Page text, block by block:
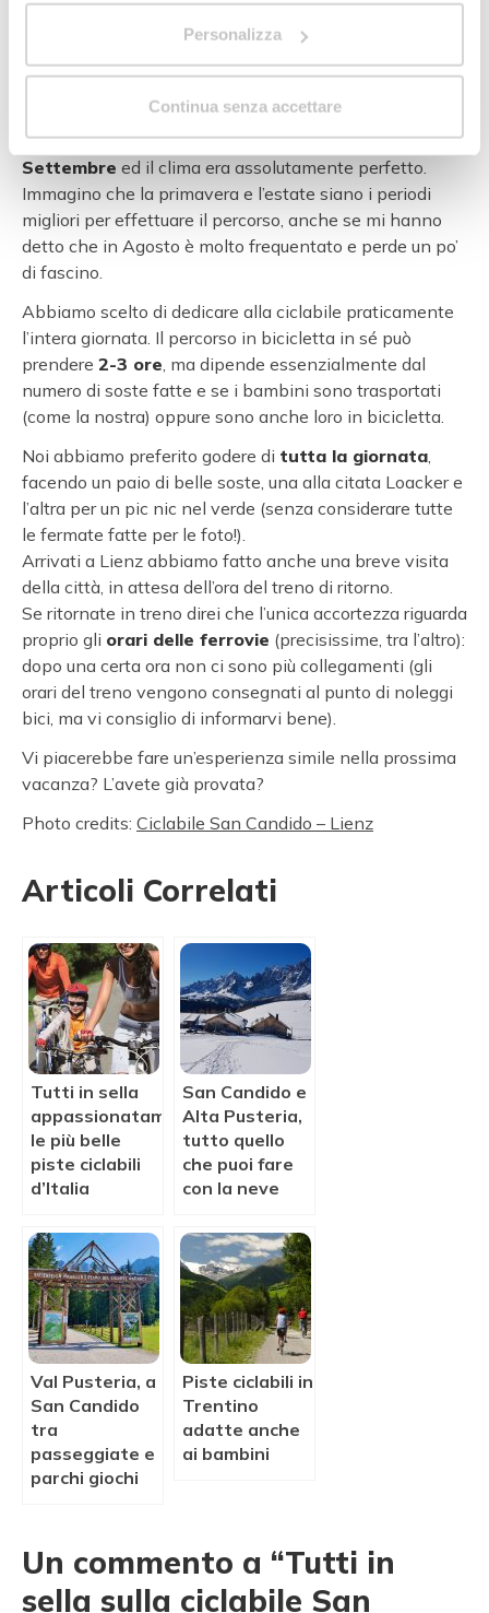
Personalizza
Continua senza accettare
Una volta arrivati a Lienz le biciclette possono essere
lasciate al punto noleggio oppure riportate con sé
indietroin treno(il costo è identico, per cui io consiglio
Noi abbiamo percorso la Lungodrava all’inizio di
Settembre ed il clima era assolutamente perfetto.
Immagino che la primavera e l’estate siano i periodi
migliori per effettuare il percorso, anche se mi hanno
detto che in Agosto è molto frequentato e perde un po’
di fascino.
Abbiamo scelto di dedicare alla ciclabile praticamente
l’intera giornata. Il percorso in bicicletta in sé può
prendere 2-3 ore, ma dipende essenzialmente dal
numero di soste fatte e se i bambini sono trasportati
(come la nostra) oppure sono anche loro in bicicletta.
Noi abbiamo preferito godere di tutta la giornata,
facendo un paio di belle soste, una alla citata Loacker e
l’altra per un pic nic nel verde (senza considerare tutte
le fermate fatte per le foto!).
Arrivati a Lienz abbiamo fatto anche una breve visita
della città, in attesa dell’ora del treno di ritorno.
Se ritornate in treno direi che l’unica accortezza riguarda
proprio gli orari delle ferrovie (precisissime, tra l’altro):
dopo una certa ora non ci sono più collegamenti (gli
orari del treno vengono consegnati al punto di noleggi
bici, ma vi consiglio di informarvi bene).
Vi piacerebbe fare un’esperienza simile nella prossima
vacanza? L’avete già provata?
Photo credits: Ciclabile San Candido – Lienz
Articoli Correlati
Tutti in sella
appassionatamente:
le più belle
piste ciclabili
d’Italia
San Candido e
Alta Pusteria,
tutto quello
che puoi fare
con la neve
Val Pusteria, a
San Candido
tra
passeggiate e
parchi giochi
Piste ciclabili in
Trentino
adatte anche
ai bambini
Un commento a “Tutti in
sella sulla ciclabile San